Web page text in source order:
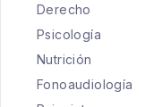
Derecho
Psicología
Nutrición
Fonoaudiología